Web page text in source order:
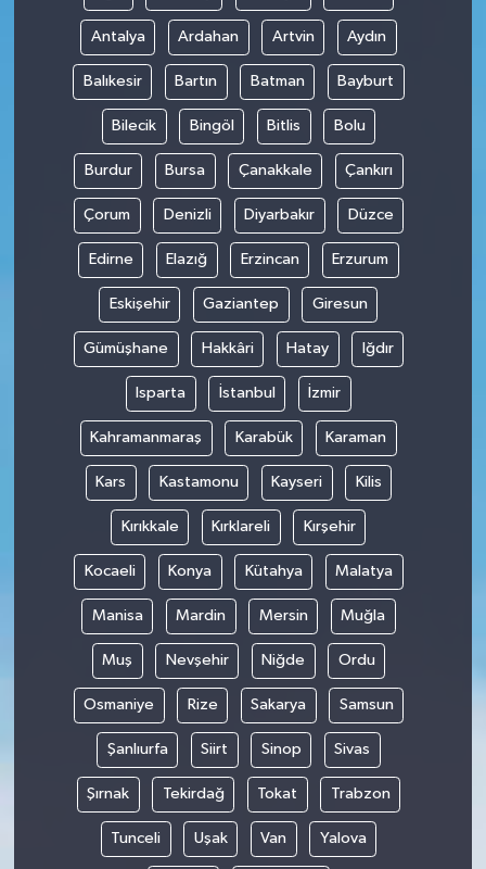
Antalya Ardahan Artvin Aydın
Balıkesir Bartın Batman Bayburt
Bilecik Bingöl Bitlis Bolu
Burdur Bursa Çanakkale Çankırı
Çorum Denizli Diyarbakır Düzce
Edirne Elazığ Erzincan Erzurum
Eskişehir Gaziantep Giresun
Gümüşhane Hakkâri Hatay Iğdır
Isparta İstanbul İzmir
Kahramanmaraş Karabük Karaman
Kars Kastamonu Kayseri Kilis
Kırıkkale Kırklareli Kırşehir
Kocaeli Konya Kütahya Malatya
Manisa Mardin Mersin Muğla
Muş Nevşehir Niğde Ordu
Osmaniye Rize Sakarya Samsun
Şanlıurfa Siirt Sinop Sivas
Şırnak Tekirdağ Tokat Trabzon
Tunceli Uşak Van Yalova